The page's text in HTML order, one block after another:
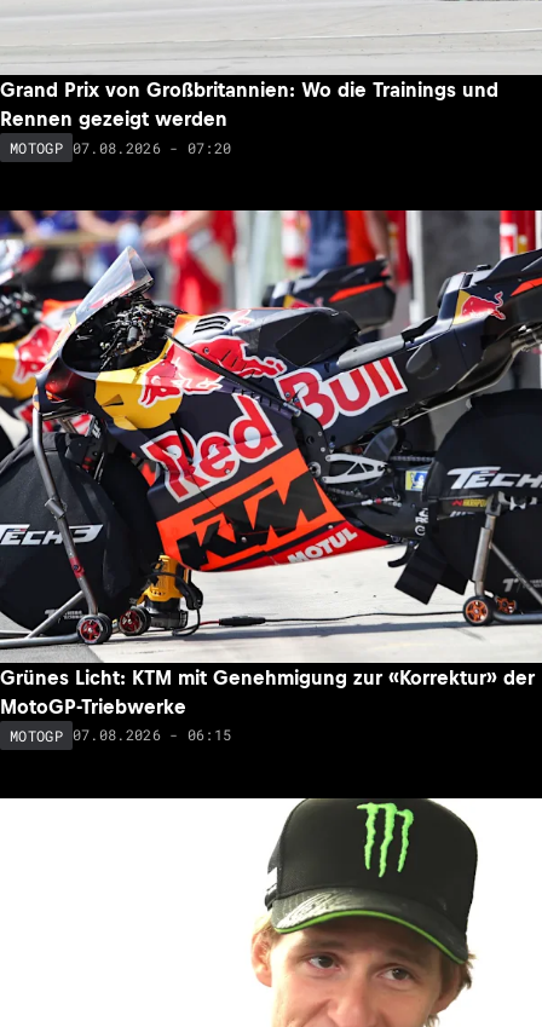
Grand Prix von Großbritannien: Wo die Trainings und
Rennen gezeigt werden
MOTOGP 07.08.2026 - 07:20
Grünes Licht: KTM mit Genehmigung zur «Korrektur» der
MotoGP-Triebwerke
MOTOGP 07.08.2026 - 06:15